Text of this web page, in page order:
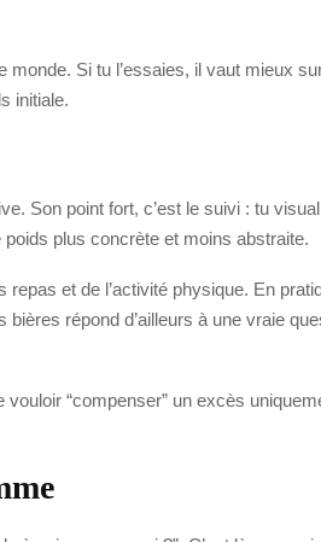
Si tu l’essaies, il vaut mieux
initiale.
Son point fort, c’est le suivi : tu
plus concrète et moins abstraite.
repas et de l’activité physique. En
répond d’ailleurs à une vraie
“compenser” un excès